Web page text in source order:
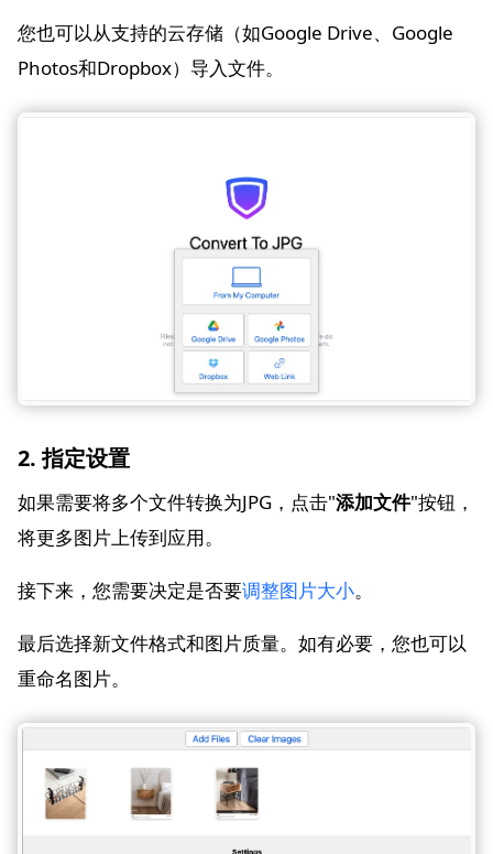
您也可以从支持的云存储（如Google Drive、Google
Photos和Dropbox）导入文件。
2. 指定设置
如果需要将多个文件转换为JPG，点击"添加文件"按钮，
将更多图片上传到应用。
接下来，您需要决定是否要调整图片大小。
最后选择新文件格式和图片质量。如有必要，您也可以
重命名图片。